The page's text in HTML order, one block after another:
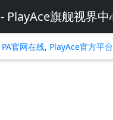
PlayAce旗舰视界中
官网在线, PlayAce官方平